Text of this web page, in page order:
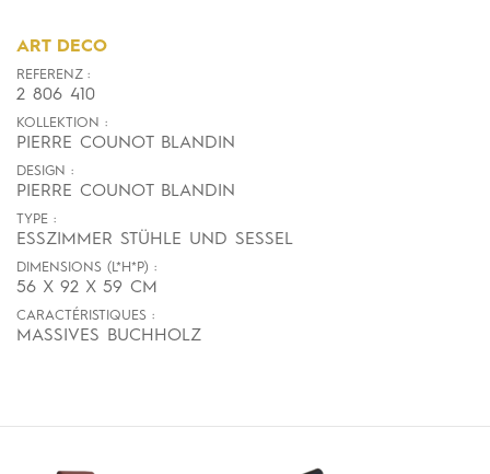
ART DECO
REFERENZ :
2 806 410
KOLLEKTION :
PIERRE COUNOT BLANDIN
DESIGN :
PIERRE COUNOT BLANDIN
TYPE :
ESSZIMMER STÜHLE UND SESSEL
DIMENSIONS (L*H*P) :
56 X 92 X 59 CM
CARACTÉRISTIQUES :
MASSIVES BUCHHOLZ